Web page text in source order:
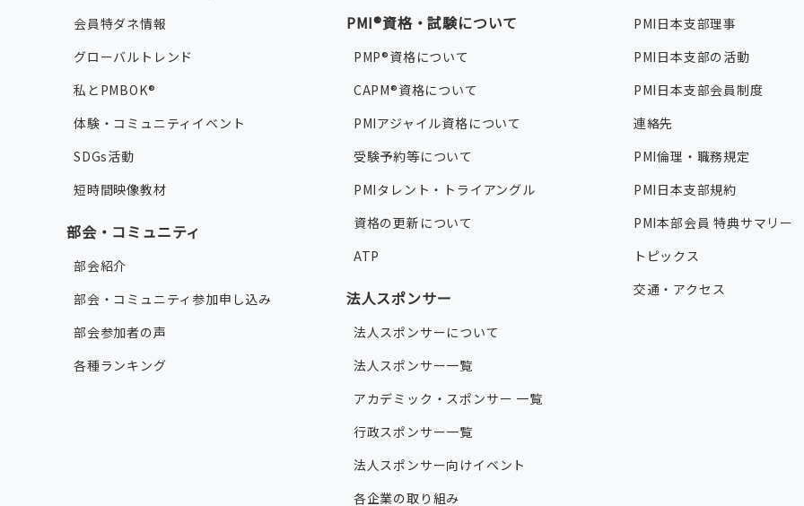
会員特ダネ情報
グローバルトレンド
私とPMBOK®
体験・コミュニティイベント
SDGs活動
短時間映像教材
部会・コミュニティ
部会紹介
部会・コミュニティ参加申し込み
部会参加者の声
各種ランキング
PMI®資格・試験について
PMP®資格について
CAPM®資格について
PMIアジャイル資格について
受験予約等について
PMIタレント・トライアングル
資格の更新について
ATP
法人スポンサー
法人スポンサーについて
法人スポンサー一覧
アカデミック・スポンサー 一覧
行政スポンサー一覧
法人スポンサー向けイベント
各企業の取り組み
PMI日本支部理事
PMI日本支部の活動
PMI日本支部会員制度
連絡先
PMI倫理・職務規定
PMI日本支部規約
PMI本部会員 特典サマリー
トピックス
交通・アクセス